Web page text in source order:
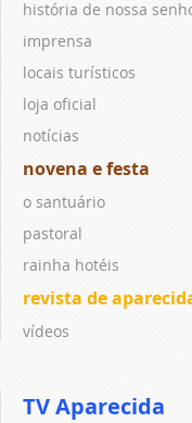
história de nossa
imprensa
locais turísticos
loja oficial
notícias
novena e festa
o santuário
pastoral
rainha hotéis
revista de
vídeos
TV Aparecida